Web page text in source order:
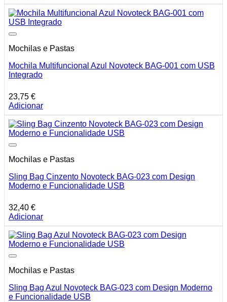
Mochilas e Pastas
Mochila Multifuncional Azul Novoteck BAG-001 com USB
Integrado
23,75 €
Adicionar
Mochilas e Pastas
Sling Bag Cinzento Novoteck BAG-023 com Design
Moderno e Funcionalidade USB
32,40 €
Adicionar
Mochilas e Pastas
Sling Bag Azul Novoteck BAG-023 com Design Moderno
e Funcionalidade USB